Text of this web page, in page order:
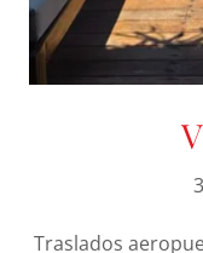
Traslados